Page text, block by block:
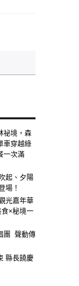
祕境，森
車穿越綠
一次滿
起、夕陽
場！
光嘉年華
×秘境一
團 聲動傳
縣長饒慶